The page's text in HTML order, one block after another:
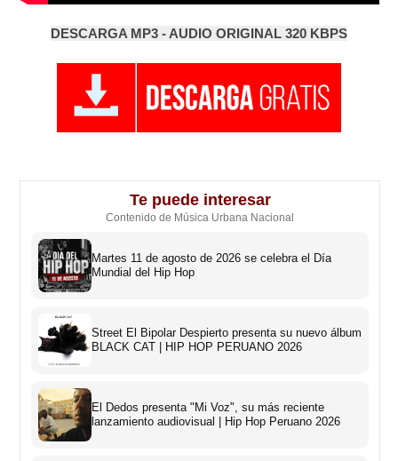
DESCARGA MP3 - AUDIO ORIGINAL 320 KBPS
Te puede interesar
Contenido de Música Urbana Nacional
Martes 11 de agosto de 2026 se celebra el Día
Mundial del Hip Hop
Street El Bipolar Despierto presenta su nuevo álbum
BLACK CAT | HIP HOP PERUANO 2026
El Dedos presenta "Mi Voz", su más reciente
lanzamiento audiovisual | Hip Hop Peruano 2026